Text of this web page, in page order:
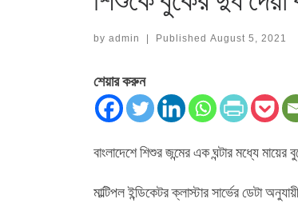
by admin | Published August 5, 2021
শেয়ার করুন
বাংলাদেশে শিশুর জন্মের এক ঘন্টার মধ্যে
মাল্টিপল ইন্ডিকেটর ক্লাস্টার সার্ভের ডেটা